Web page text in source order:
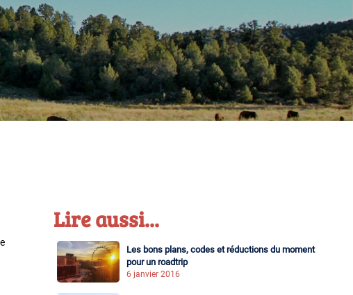
Lire aussi...
Les bons plans, codes et réductions du moment
pour un roadtrip
6 janvier 2016